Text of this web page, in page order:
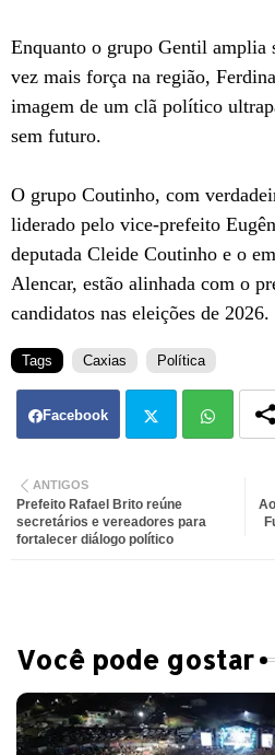
Enquanto o grupo Gentil amplia
vez mais força na região,
imagem de um clã político
sem futuro.
O grupo Coutinho, com
liderado pelo vice-prefeito
deputada Cleide Coutinho e o
Alencar, estão alinhada com o
candidatos nas eleições de 2026.
Tags Caxias Política
Facebook
ter
ANTIGOS
Prefeito Rafael Brito reúne
secretários e vereadores para
fortalecer diálogo político
Você pode gostar